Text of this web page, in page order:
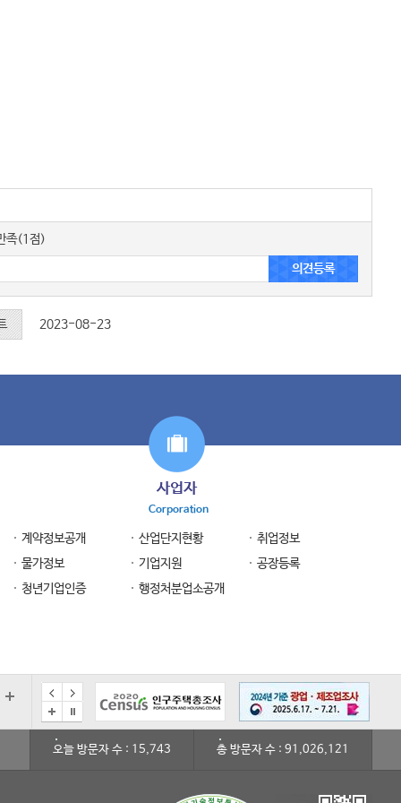
족(1점)
2023-08-23
사업자
Corporation
계약정보공개 산업단지현황
취업정보
물가정보
기업지원
공장등록
청년기업인증
행정처분업소공개
오늘 방문자 수 : 15,743 총 방문자 수 : 91,026,121